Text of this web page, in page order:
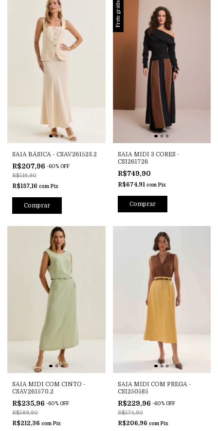
SAIA BÁSICA - CSAV261523.2
R$207,96 -60% OFF
R$519,90
R$187,16 com Pix
Comprar
Frete grátis
SAIA MIDI 3 CORES -
CSI261726
R$749,90
R$674,91 com Pix
Comprar
SAIA MIDI COM CINTO -
CSAV261570.2
R$235,96 -60% OFF
R$589,90
R$212,36 com Pix
SAIA MIDI COM PREGA -
CSI250585
R$229,96 -60% OFF
R$574,90
R$206,96 com Pix